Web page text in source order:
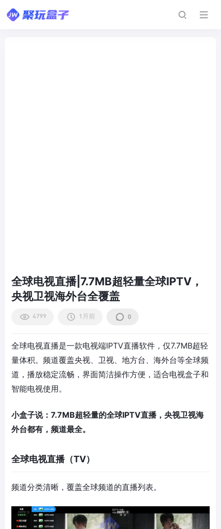
全球电视直播|7.7MB超轻量全球IPTV，
央视卫视海外台全覆盖
4799 1月前 0
全球电视直播是一款电视端IPTV直播软件，仅7.7MB超轻
量体积。频道覆盖央视、卫视、地方台、海外台等全球频
道，播放稳定流畅，界面简洁操作方便，适合电视盒子和
智能电视使用。
小盒子说：7.7MB超轻量的全球IPTV直播，央视卫视海
外台都有，频道最全。
全球电视直播（TV）
频道分类清晰，覆盖全球频道的直播列表。